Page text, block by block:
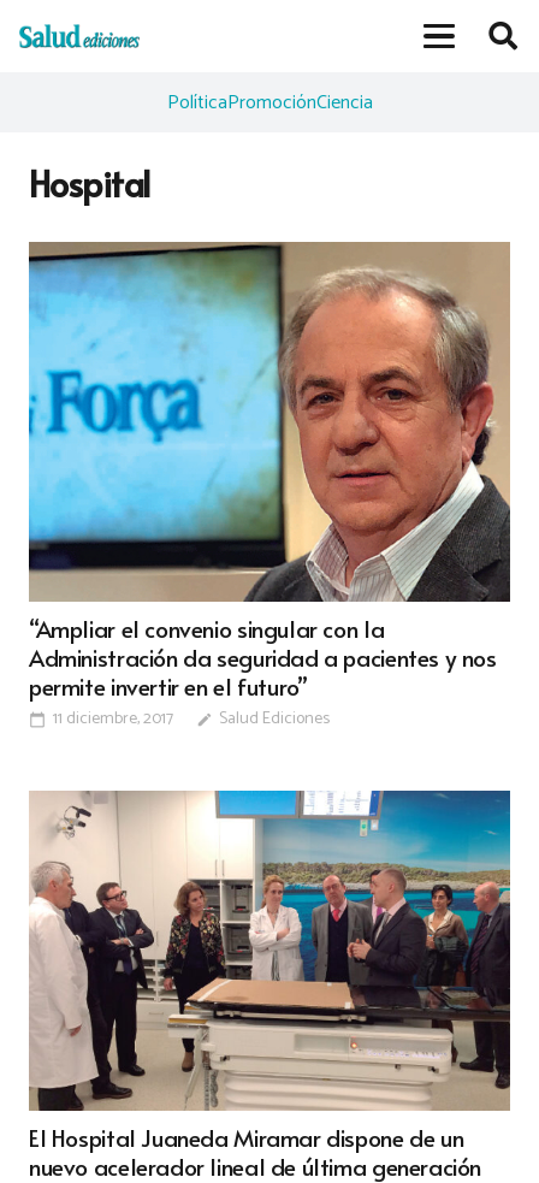
PolíticaPromociónCiencia
Hospital
“Ampliar el convenio singular con la
Administración da seguridad a pacientes y nos
permite invertir en el futuro”
calendar_today 11 diciembre, 2017 edit Salud Ediciones
El Hospital Juaneda Miramar dispone de un
nuevo acelerador lineal de última generación